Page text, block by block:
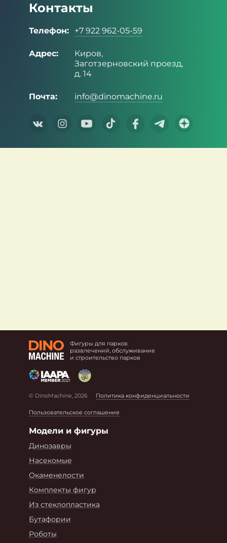
Контакты
Телефон: +7 922 962-05-59
Адрес:
Киров,
Заготзерновский проезд,
д. 14
Почта: info@dinomachine.ru
Фигуры для парков
развлечений, обслуживание
и строительство парков
© DinoMachine, 2026 Политика конфиденциальности
Пользовательское соглашение
Модели и фигуры
Динозавры
Насекомые
Окаменелости
Комплекты фигур
Из стеклопластика
Бутафории
Роботы